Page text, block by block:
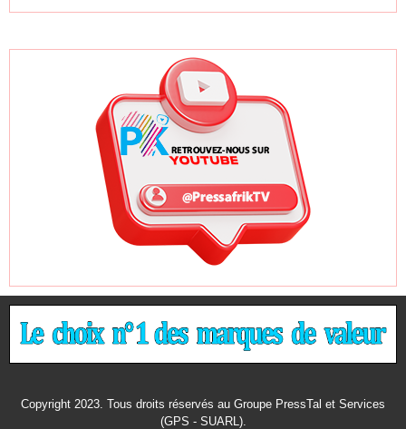
Copyright 2023. Tous droits réservés au Groupe PressTal et Services
(GPS - SUARL).